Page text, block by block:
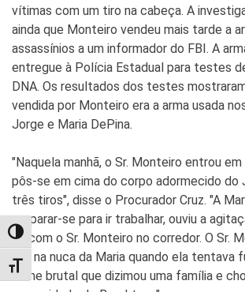
TOGGLE HIGH CONTRAST
TOGGLE FONT SIZE
vítimas com um tiro na cabeça. A
ainda que Monteiro vendeu mais tarde a
assassínios a um informador do FBI. A
entregue à Polícia Estadual para testes
DNA. Os resultados dos testes
vendida por Monteiro era a arma usada
Jorge e Maria DePina.
"Naquela manhã, o Sr. Monteiro entrou
pôs-se em cima do corpo adormecido do
três tiros", disse o Procurador Cruz. "A
preparar-se para ir trabalhar, ouviu a
se com o Sr. Monteiro no corredor. O Sr.
tiro na nuca da Maria quando ela tentava
crime brutal que dizimou uma família e